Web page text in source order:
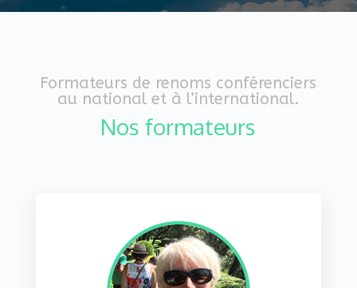
Formateurs de renoms conférenciers
au national et à l’international.
Nos formateurs